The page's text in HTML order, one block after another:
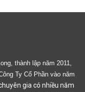
thành lập năm 2011,
Ty Cổ Phần vào năm
gia có nhiều năm